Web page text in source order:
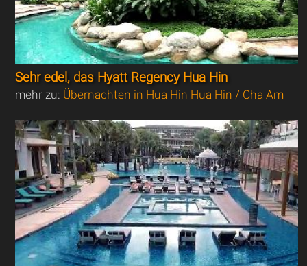
Sehr edel, das Hyatt Regency Hua Hin
mehr zu: Übernachten in Hua Hin Hua Hin / Cha Am